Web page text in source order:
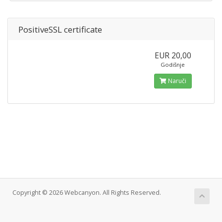
PositiveSSL certificate
EUR 20,00
Godišnje
Naruči
Copyright © 2026 Webcanyon. All Rights Reserved.